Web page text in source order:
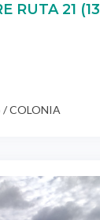
RUTA 21 (13
/ COLONIA